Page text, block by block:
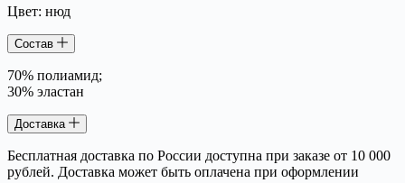
Цвет: нюд
Состав
70% полиамид;
30% эластан
Доставка
Бесплатная доставка по России доступна при заказе от 10 000
рублей. Доставка может быть оплачена при оформлении